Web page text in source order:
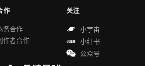
作
务合作
作者合作
关注
小宇宙
小红书
公众号